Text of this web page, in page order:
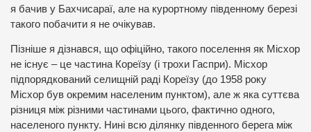
я бачив у Бахчисараї, але на курортному південному березі
такого побачити я не очікував.
Пізніше я дізнався, що офіційно, такого поселення як Місхор
не існує – це частина Кореїзу (і трохи Гаспри). Місхор
підпорядкований селищній раді Кореїзу (до 1958 року
Місхор був окремим населеним пунктом), але ж яка суттєва
різниця між різними частинами цього, фактично одного,
населеного пункту. Нині всю ділянку південного берега між